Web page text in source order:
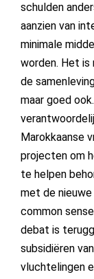
schulden
aanzien van
minimale
worden. Het is
de
maar goed
Marokkaanse
projecten om
te helpen
met de
common
debat is
subsidiëren
vluchtelingen